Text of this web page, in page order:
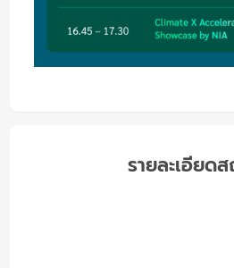
รายละเอียด